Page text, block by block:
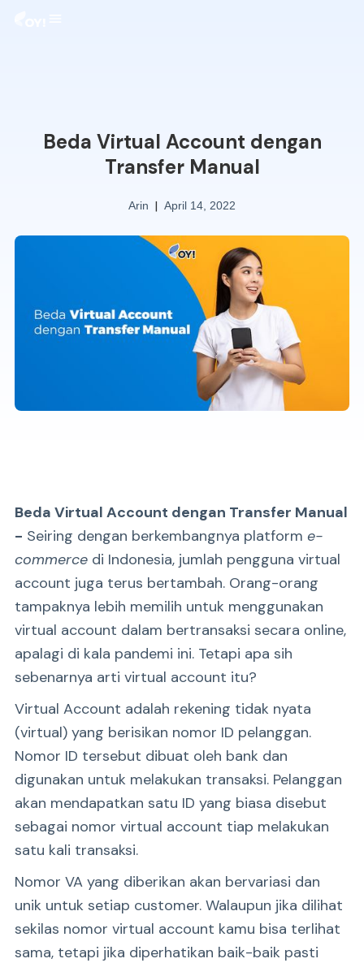
Beda Virtual Account dengan
Transfer Manual
Arin | April 14, 2022
Beda Virtual Account dengan Transfer Manual
- Seiring dengan berkembangnya platform e-
commerce di Indonesia, jumlah pengguna virtual
account juga terus bertambah. Orang-orang
tampaknya lebih memilih untuk menggunakan
virtual account dalam bertransaksi secara online,
apalagi di kala pandemi ini. Tetapi apa sih
sebenarnya arti virtual account itu?
Virtual Account adalah rekening tidak nyata
(virtual) yang berisikan nomor ID pelanggan.
Nomor ID tersebut dibuat oleh bank dan
digunakan untuk melakukan transaksi. Pelanggan
akan mendapatkan satu ID yang biasa disebut
sebagai nomor virtual account tiap melakukan
satu kali transaksi.
Nomor VA yang diberikan akan bervariasi dan
unik untuk setiap customer. Walaupun jika dilihat
sekilas nomor virtual account kamu bisa terlihat
sama, tetapi jika diperhatikan baik-baik pasti